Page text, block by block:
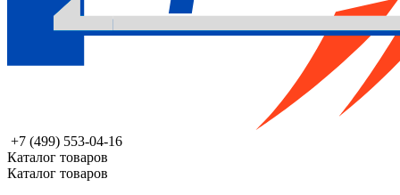
+7 (499) 553-04-16
Каталог товаров
Каталог товаров